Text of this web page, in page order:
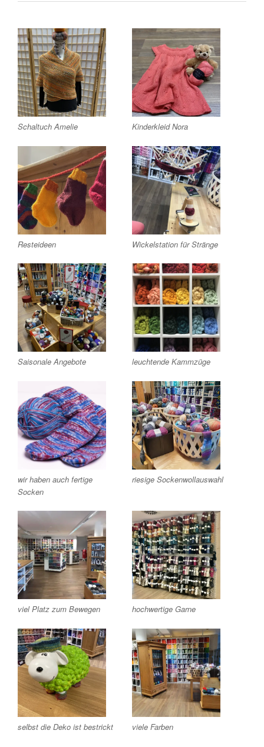
Schaltuch Amelie Kinderkleid Nora
Resteideen Wickelstation für Stränge
Saisonale Angebote leuchtende Kammzüge
wir haben auch fertige
Socken
riesige Sockenwollauswahl
viel Platz zum Bewegen hochwertige Garne
selbst die Deko ist bestrickt viele Farben